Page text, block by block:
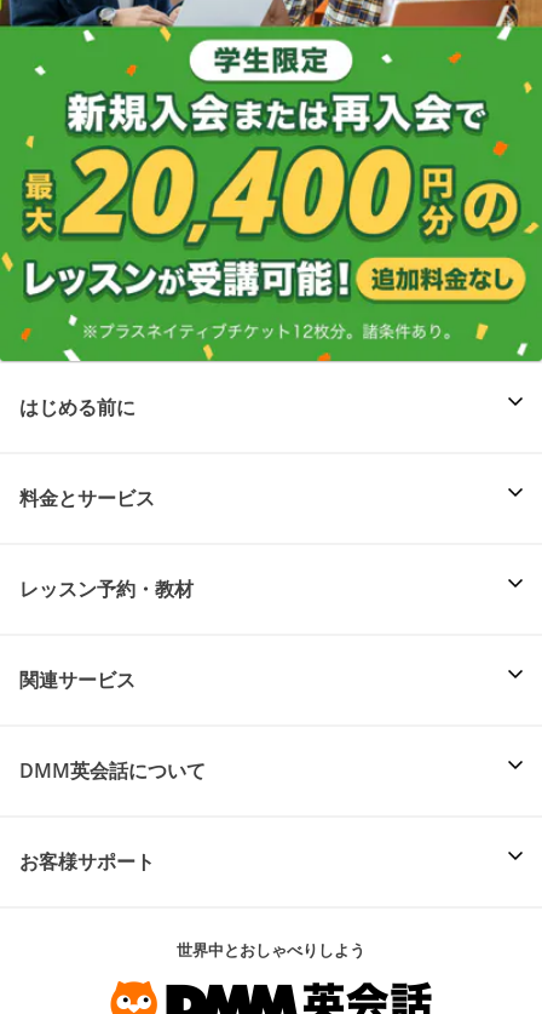
はじめる前に
料金とサービス
レッスン予約・教材
関連サービス
DMM英会話について
お客様サポート
世界中とおしゃべりしよう